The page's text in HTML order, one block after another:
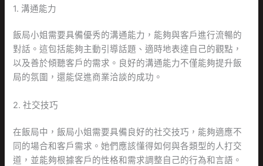
1. 溝通能力
飯局小姐需要具備優秀的溝通能力，能夠與客戶進行流暢的
對話。這包括能夠主動引導話題、適時地表達自己的觀點，
以及善於傾聽客戶的需求。良好的溝通能力不僅能夠提升飯
局的氛圍，還能促進商業洽談的成功。
2. 社交技巧
在飯局中，飯局小姐需要具備良好的社交技巧，能夠適應不
同的場合和客戶需求。她們應該懂得如何與各類型的人打交
道，並能夠根據客戶的性格和需求調整自己的行為和言語。